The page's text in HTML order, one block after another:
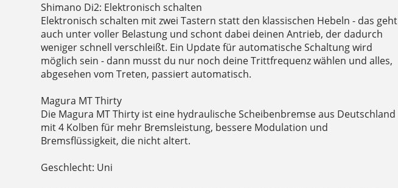
Shimano Di2: Elektronisch schalten
Elektronisch schalten mit zwei Tastern statt den klassischen Hebeln - das geht
auch unter voller Belastung und schont dabei deinen Antrieb, der dadurch
weniger schnell verschleißt. Ein Update für automatische Schaltung wird
möglich sein - dann musst du nur noch deine Trittfrequenz wählen und alles,
abgesehen vom Treten, passiert automatisch.
Magura MT Thirty
Die Magura MT Thirty ist eine hydraulische Scheibenbremse aus Deutschland
mit 4 Kolben für mehr Bremsleistung, bessere Modulation und
Bremsflüssigkeit, die nicht altert.
Geschlecht: Uni